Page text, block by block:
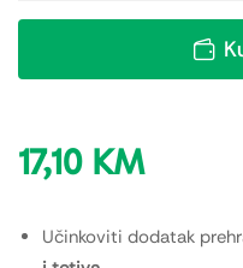
17,10 KM
Učinkoviti dodatak